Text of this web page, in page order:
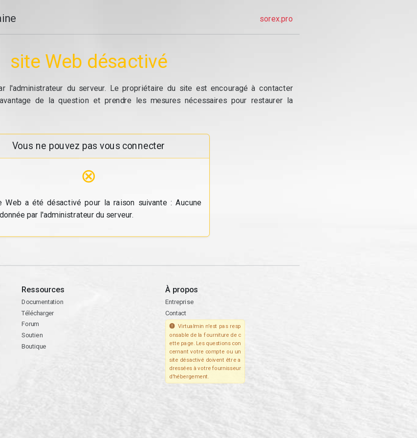
sorex.pro
site Web désactivé
l'administrateur du serveur. Le propriétaire du site est encouragé à contacter
de la question et prendre les mesures nécessaires pour restaurer la
Vous ne pouvez pas vous connecter
⊗
Web a été désactivé pour la raison suivante : Aucune
par l'administrateur du serveur.
Ressources
Documentation
Télécharger
Forum
Soutien
Boutique
À propos
Entreprise
Contact
Virtualmin n'est pas resp
onsable de la fourniture de c
ette page. Les questions con
cernant votre compte ou un
site désactivé doivent être a
dressées à votre fournisseur
d'hébergement.